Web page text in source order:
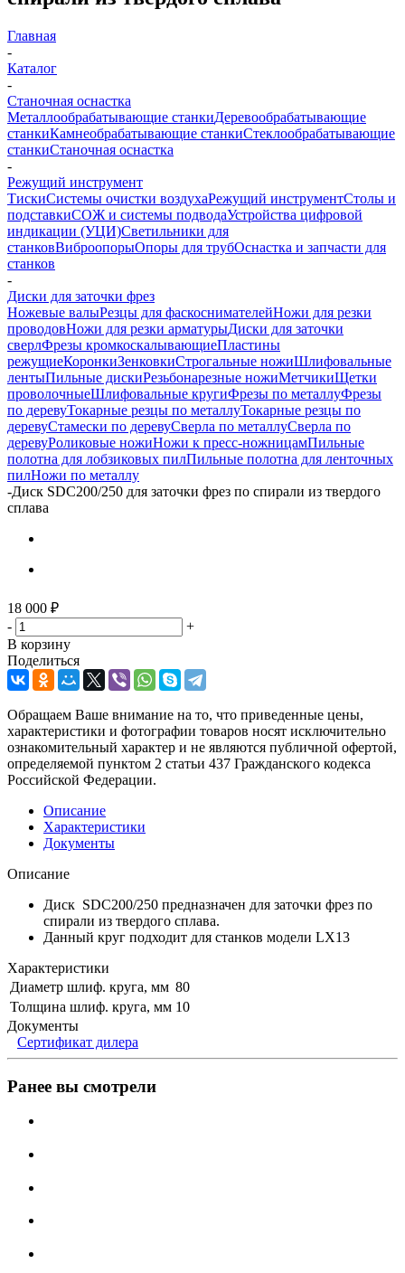
Главная
-
Каталог
-
Станочная оснастка
Металлообрабатывающие станкиДеревообрабатывающие
станкиКамнеобрабатывающие станкиСтеклообрабатывающие
станкиСтаночная оснастка
-
Режущий инструмент
ТискиСистемы очистки воздухаРежущий инструментСтолы и
подставкиСОЖ и системы подводаУстройства цифровой
индикации (УЦИ)Светильники для
станковВиброопорыОпоры для трубОснастка и запчасти для
станков
-
Диски для заточки фрез
Ножевые валыРезцы для фаскоснимателейНожи для резки
проводовНожи для резки арматурыДиски для заточки
сверлФрезы кромкоскалывающиеПластины
режущиеКоронкиЗенковкиСтрогальные ножиШлифовальные
лентыПильные дискиРезьбонарезные ножиМетчикиЩетки
проволочныеШлифовальные кругиФрезы по металлуФрезы
по деревуТокарные резцы по металлуТокарные резцы по
деревуСтамески по деревуСверла по металлуСверла по
деревуРоликовые ножиНожи к пресс-ножницамПильные
полотна для лобзиковых пилПильные полотна для ленточных
пилНожи по металлу
-Диск SDC200/250 для заточки фрез по спирали из твердого
сплава
18 000 ₽
-
+
В корзину
Поделиться
Обращаем Ваше внимание на то, что приведенные цены,
характеристики и фотографии товаров носят исключительно
ознакомительный характер и не являются публичной офертой,
определяемой пунктом 2 статьи 437 Гражданского кодекса
Российской Федерации.
Описание
Характеристики
Документы
Описание
Диск SDC200/250 предназначен для заточки фрез по
спирали из твердого сплава.
Данный круг подходит для станков модели LX13
Характеристики
Диаметр шлиф. круга, мм 80
Толщина шлиф. круга, мм 10
Документы
Сертификат дилера
Ранее вы смотрели